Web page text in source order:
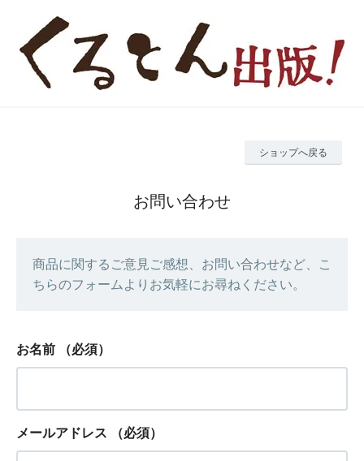
ショップへ戻る
お問い合わせ
商品に関するご意見ご感想、お問い合わせなど、こ
ちらのフォームよりお気軽にお尋ねください。
お名前 （必須）
メールアドレス （必須）